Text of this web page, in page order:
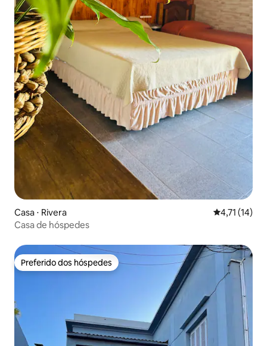
Casa ⋅ Rivera 4,71 de uma
4,71 (14)
Casa de hóspedes
Preferido dos hóspedes
Preferido dos hóspedes